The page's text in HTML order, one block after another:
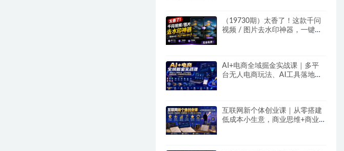
（19730期）太香了！这款千问
视频 / 图片去水印神器，一键搞
AI+电商全域掘金实战课｜多平
台无人电商玩法、AI工具落地、
互联网新个体创业课｜从零搭建
低成本小生意，商业思维+商业